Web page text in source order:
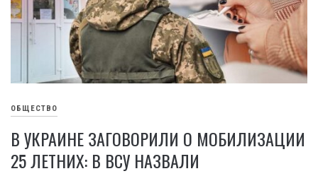
ОБЩЕСТВО
В УКРАИНЕ ЗАГОВОРИЛИ О МОБИЛИЗАЦИИ
25 ЛЕТНИХ: В ВСУ НАЗВАЛИ